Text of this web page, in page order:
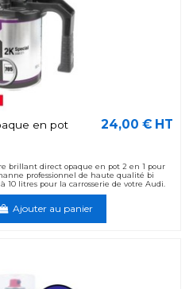
en pot
24,00 € HT
brillant direct opaque en pot 2 en 1 pour
professionnel de haute qualité bi
10 litres pour la carrosserie de votre Audi.
Ajouter au panier